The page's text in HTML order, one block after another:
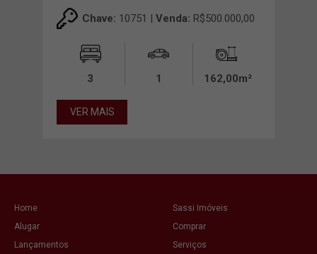
Chave: 10751 | Venda: R$500.000,00
3 1 162,00m²
VER MAIS
Home
Sassi Imóveis
Alugar
Comprar
Lançamentos
Serviços